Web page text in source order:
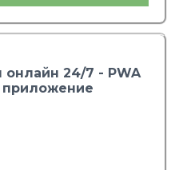
24/7 - PWA
приложение